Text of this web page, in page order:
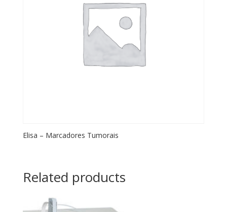
Elisa – Marcadores Tumorais
Related products